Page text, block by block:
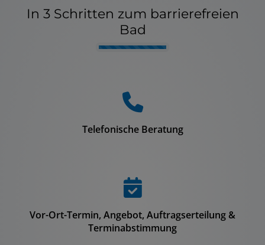
In 3 Schritten zum barrierefreien
Bad
Telefonische Beratung
Vor-Ort-Termin, Angebot, Auftragserteilung &
Terminabstimmung